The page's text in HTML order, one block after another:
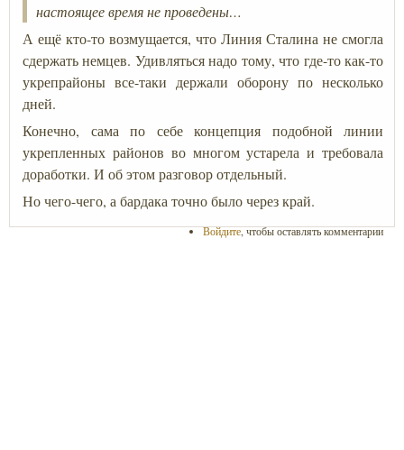
настоящее время не проведены…
А ещё кто-то возмущается, что Линия Сталина не смогла
сдержать немцев. Удивляться надо тому, что где-то как-то
укрепрайоны все-таки держали оборону по несколько
дней.
Конечно, сама по себе концепция подобной линии
укрепленных районов во многом устарела и требовала
доработки. И об этом разговор отдельный.
Но чего-чего, а бардака точно было через край.
Войдите, чтобы оставлять комментарии